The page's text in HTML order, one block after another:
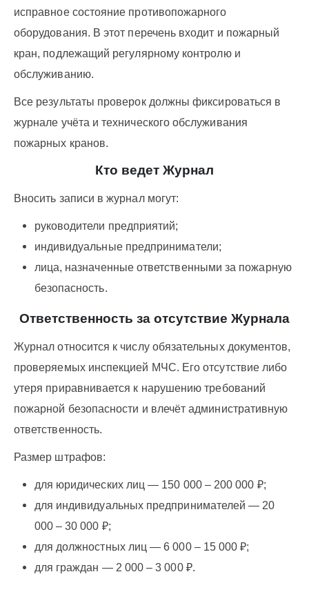
исправное состояние противопожарного
оборудования. В этот перечень входит и пожарный
кран, подлежащий регулярному контролю и
обслуживанию.
Все результаты проверок должны фиксироваться в
журнале учёта и технического обслуживания
пожарных кранов.
Кто ведет Журнал
Вносить записи в журнал могут:
руководители предприятий;
индивидуальные предприниматели;
лица, назначенные ответственными за пожарную
безопасность.
Ответственность за отсутствие Журнала
Журнал относится к числу обязательных документов,
проверяемых инспекцией МЧС. Его отсутствие либо
утеря приравнивается к нарушению требований
пожарной безопасности и влечёт административную
ответственность.
Размер штрафов:
для юридических лиц — 150 000 – 200 000 ₽;
для индивидуальных предпринимателей — 20
000 – 30 000 ₽;
для должностных лиц — 6 000 – 15 000 ₽;
для граждан — 2 000 – 3 000 ₽.